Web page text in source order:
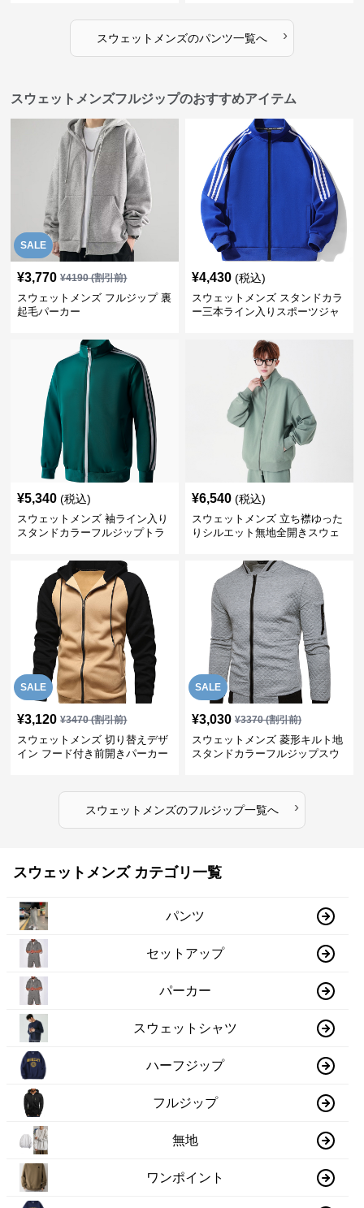
スウェットメンズのパンツ一覧へ ›
スウェットメンズフルジップのおすすめアイテム
SALE
¥3,770 ¥4190(割引前)
スウェットメンズ フルジップ 裏
起毛パーカー
¥4,430 (税込)
スウェットメンズ スタンドカラ
ー三本ライン入りスポーツジャ
¥5,340 (税込)
スウェットメンズ 袖ライン入り
スタンドカラーフルジップトラ
¥6,540 (税込)
スウェットメンズ 立ち襟ゆった
りシルエット無地全開きスウェ
SALE
¥3,120 ¥3470(割引前)
スウェットメンズ 切り替えデザ
イン フード付き前開きパーカー
SALE
¥3,030 ¥3370(割引前)
スウェットメンズ 菱形キルト地
スタンドカラーフルジップスウ
スウェットメンズのフルジップ一覧へ ›
スウェットメンズ カテゴリ一覧
パンツ
セットアップ
パーカー
スウェットシャツ
ハーフジップ
フルジップ
無地
ワンポイント